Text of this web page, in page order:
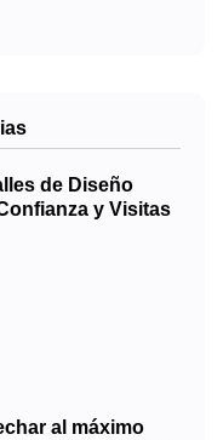
de Diseño
y Visitas
al máximo